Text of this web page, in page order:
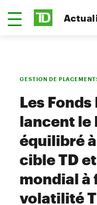
GESTION DE
Les
lancent le
équilibré
cible TD
mondial à
volatilité